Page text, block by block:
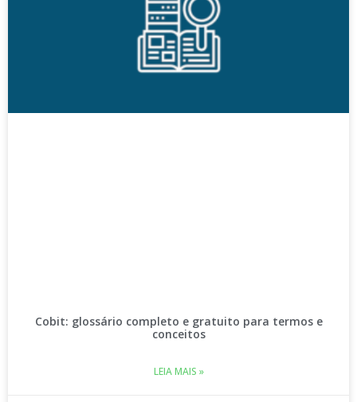
Cobit: glossário completo e gratuito para termos e
conceitos
LEIA MAIS »